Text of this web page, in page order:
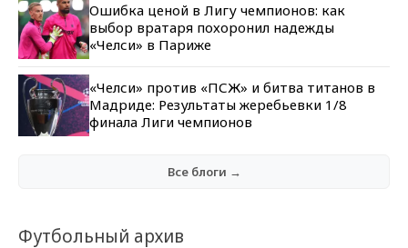
Ошибка ценой в Лигу чемпионов: как
выбор вратаря похоронил надежды
«Челси» в Париже
«Челси» против «ПСЖ» и битва титанов в
Мадриде: Результаты жеребьевки 1/8
финала Лиги чемпионов
Все блоги →
Футбольный архив